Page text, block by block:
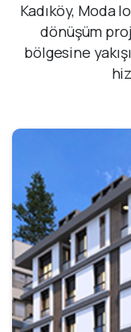
Kadıköy, Moda
dönüşüm
bölgesine